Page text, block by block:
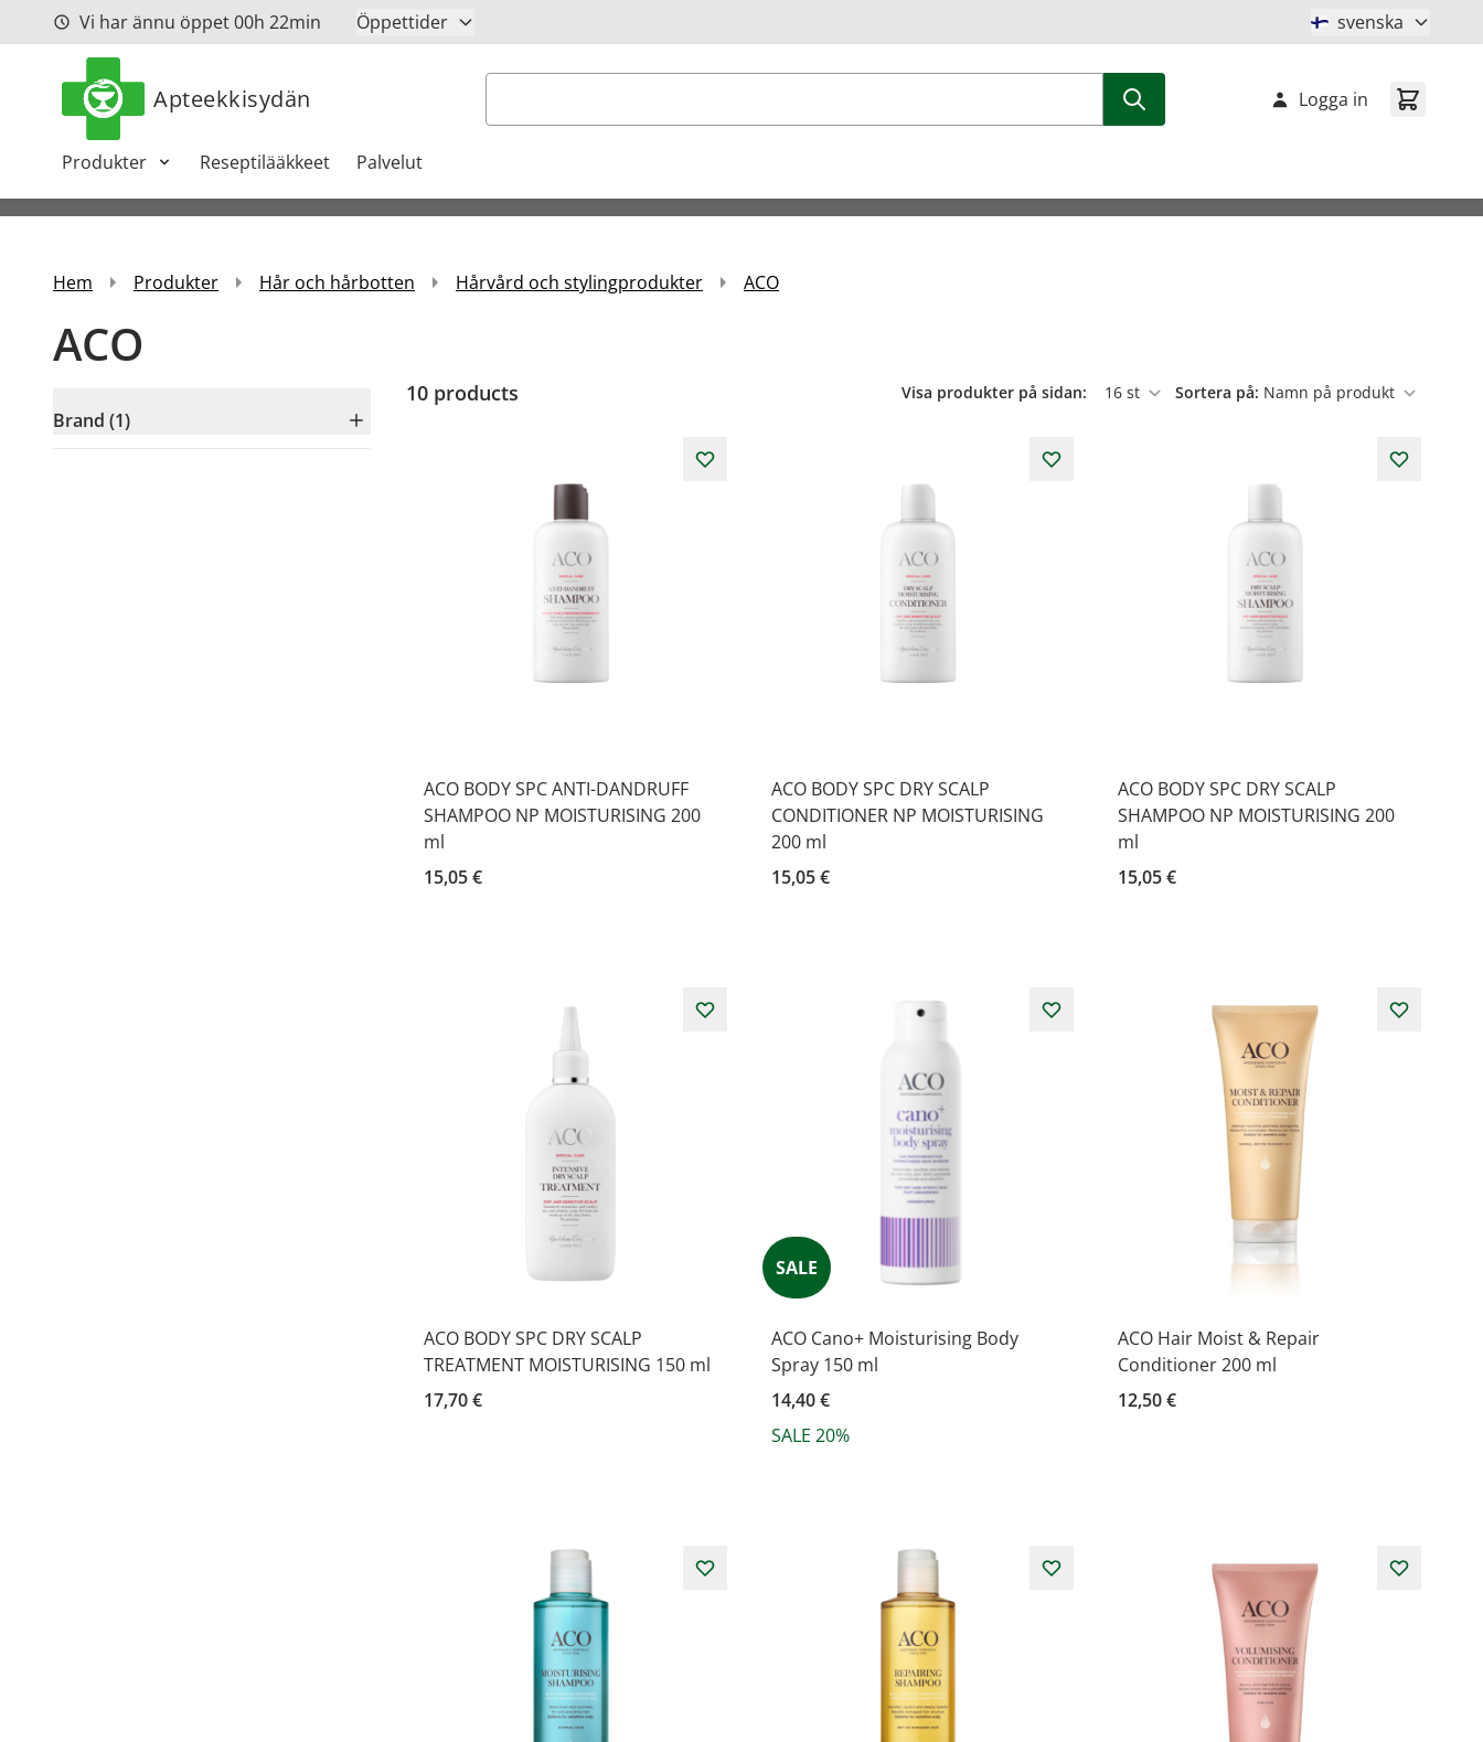
Hoppa till innehållVi har ännu öppet00h 22min Öppettider svenska
Apteekkisydän Sök
Produkter Reseptilääkkeet Palvelut
Logga in
Hem Produkter Hår och hårbotten Hårvård och stylingprodukter ACO
ACO
Brand (1)
10 products Visa produkter på sidan:
per sida
Sortera på:
ACO BODY SPC ANTI-DANDRUFF
SHAMPOO NP MOISTURISING 200
ml
15,05 €
ACO BODY SPC DRY SCALP
CONDITIONER NP MOISTURISING
200 ml
15,05 €
ACO BODY SPC DRY SCALP
SHAMPOO NP MOISTURISING 200
ml
15,05 €
ACO BODY SPC DRY SCALP
TREATMENT MOISTURISING 150 ml
17,70 €
SALE
ACO Cano+ Moisturising Body
Spray 150 ml
14,40 €
SALE 20%
ACO Hair Moist & Repair
Conditioner 200 ml
12,50 €